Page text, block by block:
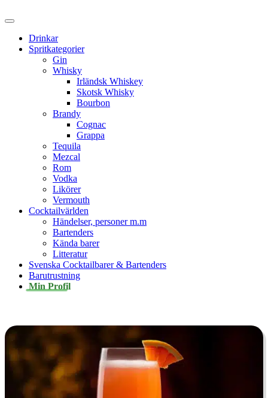
Drinkar
Spritkategorier
Gin
Whisky
Irländsk Whiskey
Skotsk Whisky
Bourbon
Brandy
Cognac
Grappa
Tequila
Mezcal
Rom
Vodka
Likörer
Vermouth
Cocktailvärlden
Händelser, personer m.m
Bartenders
Kända barer
Litteratur
Svenska Cocktailbarer & Bartenders
Barutrustning
Min Profil